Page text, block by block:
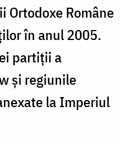
Ortodoxe Române
în anul 2005.
partiții a
și regiunile
la Imperiul